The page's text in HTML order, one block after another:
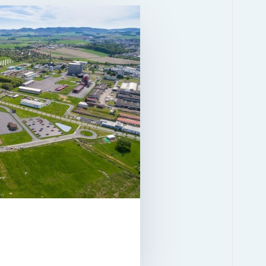
EDIFICIO 1.1
14.158 M
2
ESTADO
EN EL FONDO DESDE
SE ALQUILA